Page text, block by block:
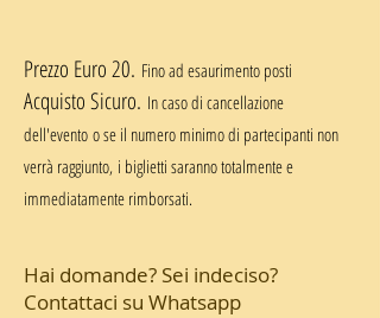
Prezzo Euro 20. Fino ad esaurimento posti
Acquisto Sicuro. In caso di cancellazione
dell'evento o se il numero minimo di partecipanti non
verrà raggiunto, i biglietti saranno totalmente e
immediatamente rimborsati.
Hai domande? Sei indeciso?
Contattaci su Whatsapp